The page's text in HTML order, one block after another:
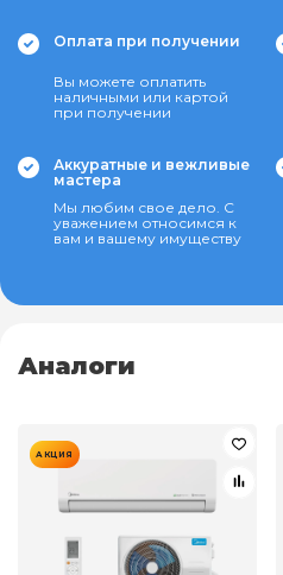
Оплата при получении
Вы можете оплатить
наличными или картой
при получении
Аккуратные и вежливые
мастера
Мы любим свое дело. С
уважением относимся к
вам и вашему имуществу
Аналоги
АКЦИЯ